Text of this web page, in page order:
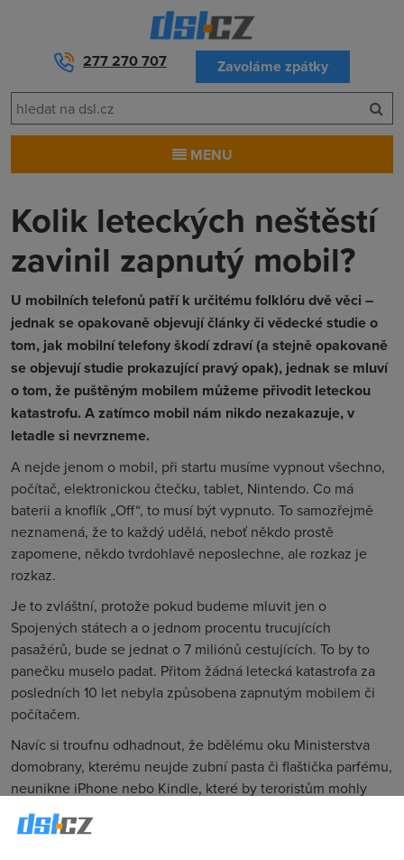
277 270 707 Zavoláme zpátky
MENU
Kolik leteckých neštěstí
zavinil zapnutý mobil?
U mobilních telefonů patří k určitému folklóru dvě věci –
jednak se opakovaně objevují články či vědecké studie o
tom, jak mobilní telefony škodí zdraví (a stejně opakovaně
se objevují studie prokazující pravý opak), jednak se mluví
o tom, že puštěným mobilem můžeme přivodit leteckou
katastrofu. A zatímco mobil nám nikdo nezakazuje, v
letadle si nevrzneme.
A nejde jenom o mobil, při startu musíme vypnout všechno,
počítač, elektronickou čtečku, tablet, Nintendo. Co má
baterii a knoflík „Off“, to musí být vypnuto. To samozřejmě
neznamená, že to každý udělá, neboť někdo prostě
zapomene, někdo tvrdohlavě neposlechne, ale rozkaz je
rozkaz.
Je to zvláštní, protože pokud budeme mluvit jen o
Spojených státech a o jednom procentu trucujících
pasažérů, bude se jednat o 7 miliónů cestujících. To by to
panečku muselo padat. Přitom žádná letecká katastrofa za
posledních 10 let nebyla způsobena zapnutým mobilem či
počítačem.
Navíc si troufnu odhadnout, že bdělému oku Ministerstva
domobrany, kterému neujde zubní pasta či flaštička parfému,
neunikne iPhone nebo Kindle, které by teroristům mohly
lehce pomoci v útoku na letadlo. Možná se mýlím, ale potom
se čtení knihy na ebooku při startu letadla bojíme zbytečně.